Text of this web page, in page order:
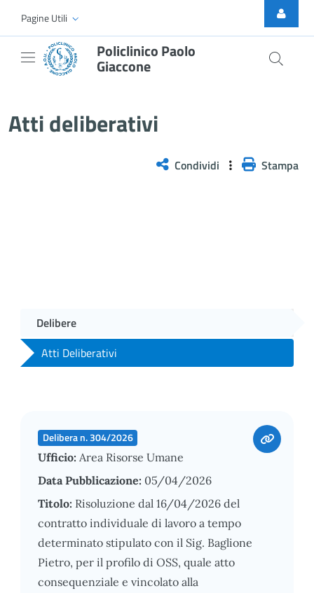
Skip to Main Content
Pagine Utili
Policlinico Paolo
Giaccone
Atti deliberativi
Condividi Stampa
Delibere
Atti Deliberativi
Delibera n. 304/2026
Ufficio: Area Risorse Umane
Data Pubblicazione: 05/04/2026
Titolo: Risoluzione dal 16/04/2026 del
contratto individuale di lavoro a tempo
determinato stipulato con il Sig. Baglione
Pietro, per il profilo di OSS, quale atto
consequenziale e vincolato alla